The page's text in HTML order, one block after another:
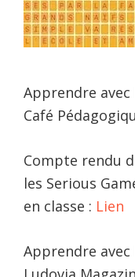
Apprendre avec
Café
Compte rendu
les Serious
en classe : Lien
Apprendre avec